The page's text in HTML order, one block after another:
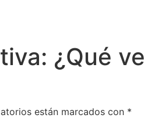
¿Qué
están marcados con *